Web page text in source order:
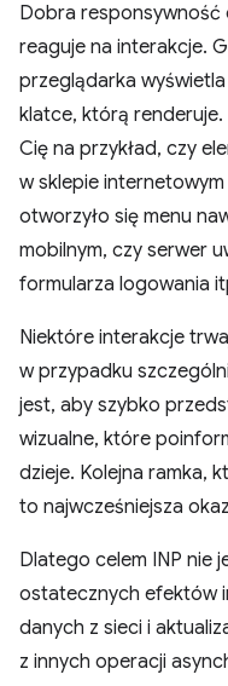
Dobra responsywność
reaguje na interakcje.
przeglądarka wyświetla
klatce, którą
Cię na przykład, czy
w sklepie
otworzyło się menu
mobilnym, czy serwer
formularza logowania
Niektóre interakcje
w przypadku
jest, aby szybko
wizualne, które
dzieje. Kolejna ramka,
to najwcześniejsza
Dlatego celem INP nie
ostatecznych efektów
danych z sieci i
z innych operacji